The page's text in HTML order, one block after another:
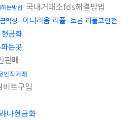
는방법 국내거래소fds해결방법
믹싱 이더리움 리플 트론 리플코인전
금화
는곳
판매
인직거래
비트구입
나현금화